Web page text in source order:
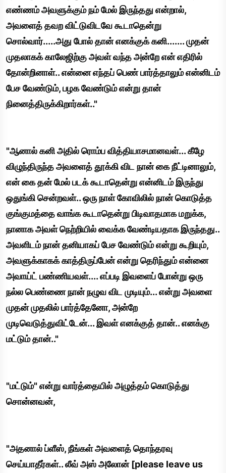
எண்ணம் அவளுக்கும் நம் மேல் இருந்தது என்றால்,
அவளைத் தவற விட்டுவிடவே கூடாதென்று
சொல்வார்.....அது போல் தான் எனக்குக் கனி....... முதன்
முதலாகக் காலேஜிற்கு அவள் வந்த அன்றே என் எதிரில்
தோன்றினாள்.. என்னை எந்தப் பெண் பார்த்தாலும் என்னிடம்
பேச வேண்டும், பழக வேண்டும் என்று தான்
நினைத்திருக்கிறார்கள்.."
"ஆனால் கனி அதில் ரொம்ப வித்தியாசமானவள்... கீழே
விழுந்திருந்த அவளைத் தூக்கி விட நான் கை நீட்டினாலும்,
என் கை தன் மேல் படக் கூடாதென்று என்னிடம் இருந்து
ஒதுங்கி சென்றவள்.. ஒரு நாள் கோவிலில் நான் கொடுத்த
குங்குமத்தை வாங்க கூடாதென்று பிடிவாதமாக மறுக்க,
நானாக அவள் நெற்றியில் வைக்க வேண்டியதாக இருந்தது..
அவளிடம் நான் தனியாகப் பேச வேண்டும் என்று கூறியும்,
அவளுக்காகக் காத்திருப்பேன் என்று தெரிந்தும் என்னை
அவாய்ட் பண்ணியவள்.... எப்படி இவளைப் போன்று ஒரு
நல்ல பெண்ணை நான் நழுவ விட முடியும்... என்று அவளை
முதன் முதலில் பார்த்தேனோ, அன்றே
முடிவெடுத்துவிட்டேன்... இவள் எனக்குத் தான்.. எனக்கு
மட்டும் தான்.."
"மட்டும்" என்று வார்த்தையில் அழுத்தம் கொடுத்து
சொன்னவன்,
"அதனால் ப்ளீஸ், நீங்கள் அவளைத் தொந்தரவு
செய்யாதீர்கள்.. லீவ் அஸ் அலோன் [please leave us